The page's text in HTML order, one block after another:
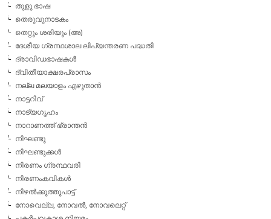
തുളു ഭാഷ
തെരുവുനാടകം
തെറ്റും ശരിയും (അ)
ദേശീയ ഗ്രന്ഥശാല ലിപ്യന്തരണ പദ്ധതി
ദ്രാവിഡഭാഷകള്‍
ദ്വിതീയാക്ഷരപ്രാസം
നല്ല മലയാളം എഴുതാന്‍
നാട്ടറിവ്
നാട്യഗൃഹം
നാറാണത്ത് ഭ്രാന്തന്‍
നിഘണ്ടു
നിഘണ്ടുക്കള്‍
നിരണം ഗ്രന്ഥവരി
നിരണംകവികള്‍
നിഴല്‍ക്കുത്തുപാട്ട്
നോവെല്ല, നോവല്‍, നോവലെറ്റ്